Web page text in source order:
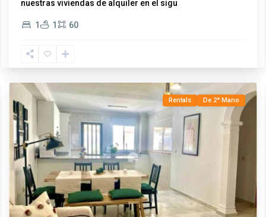
nuestras viviendas de alquiler en el sigu
1 1 60
del
Vélez-
Málaga
Rentals De 2ª Mano